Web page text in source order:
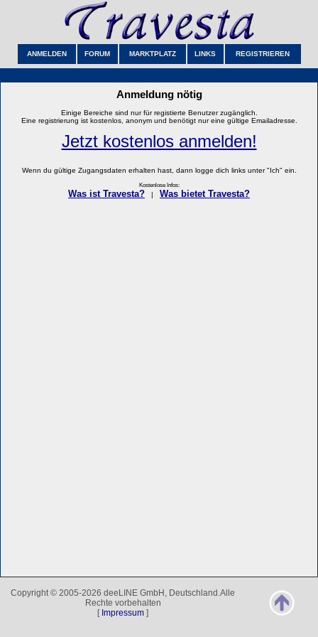
ANMELDEN FORUM MARKTPLATZ LINKS REGISTRIEREN
Anmeldung nötig
Einige Bereiche sind nur für registierte Benutzer zugänglich.
Eine registrierung ist kostenlos, anonym und benötigt nur eine gültige Emailadresse.
Jetzt kostenlos anmelden!
Wenn du gültige Zugangsdaten erhalten hast, dann logge dich links unter "Ich" ein.
Kostenlose Infos:
Was ist Travesta? Was bietet Travesta?
Copyright © 2005-2026 deeLINE GmbH, Deutschland.Alle
Rechte vorbehalten
[ Impressum ]